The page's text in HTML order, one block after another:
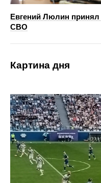
Евгений Люлин принял
СВО
Картина дня